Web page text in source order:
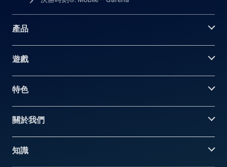
產品
遊戲
特色
關於我們
知識